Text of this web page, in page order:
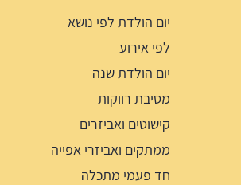
יום הולדת לפי נושא
לפי אירוע
יום הולדת שנה
מסיבת רווקות
קישוטים ואביזרים
ממתקים ואביזרי אפייה
חד פעמי מתכלה